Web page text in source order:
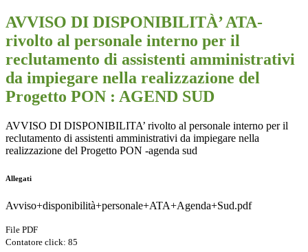
AVVISO DI DISPONIBILITÀ’ ATA-
rivolto al personale interno per il
reclutamento di assistenti amministrativi
da impiegare nella realizzazione del
Progetto PON : AGEND SUD
AVVISO DI DISPONIBILITA’ rivolto al personale interno per il
reclutamento di assistenti amministrativi da impiegare nella
realizzazione del Progetto PON -agenda sud
Allegati
Avviso+disponibilità+personale+ATA+Agenda+Sud.pdf
File PDF
Contatore click: 85